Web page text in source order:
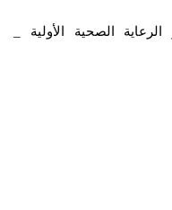
الصحية الأولية _